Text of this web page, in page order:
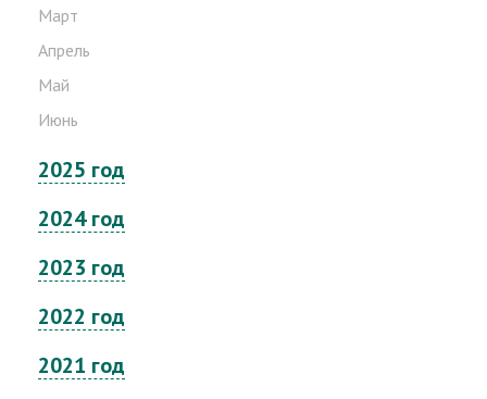
Март
Апрель
Май
Июнь
2025 год
2024 год
2023 год
2022 год
2021 год